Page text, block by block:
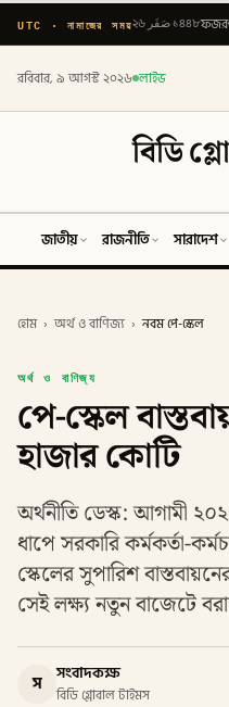
UTC · নামাজের সময় ২৬ صَفَر ১৪৪৮ফজর
রবিবার, ৯ আগস্ট ২০২৬ লাইভ
বিডি
জাতীয় রাজনীতি সারাদেশ
হোম › অর্থ ও বাণিজ্য › নবম পে-স্কেল
অর্থ ও বাণিজ্য
পে-স্কেল
হাজার কোটি
অর্থনীতি ডেস্ক: আগামী
ধাপে সরকারি কর্মকর্তা-
স্কেলের সুপারিশ
সেই লক্ষ্য নতুন বাজেটে
স সংবাদকক্ষ
বিডি গ্লোবাল টাইমস